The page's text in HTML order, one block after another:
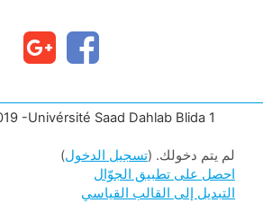
-Univérsité Saad Dahlab Blida 1
لم يتم دخولك. (تسجيل الدخول)
احصل على تطبيق الجوّال
التبديل إلى القالب القياسي